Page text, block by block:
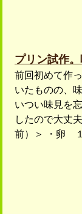
プリン試作。
前回初めて作
いたものの、
いつい味見を
したので大丈
前）＞ ・卵